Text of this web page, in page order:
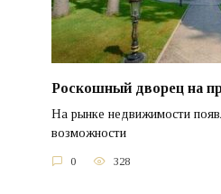
Роскошный дворец на
На рынке недвижимости
возможности
0 328